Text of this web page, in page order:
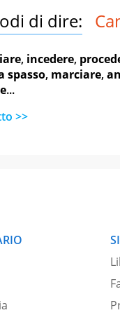
di dire:
, incedere,
spasso, marciare,
...
>>